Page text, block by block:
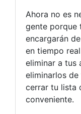
Ahora no es
gente porque
encargarán
en tiempo
eliminar a tus
eliminarlos
cerrar tu lista
conveniente.